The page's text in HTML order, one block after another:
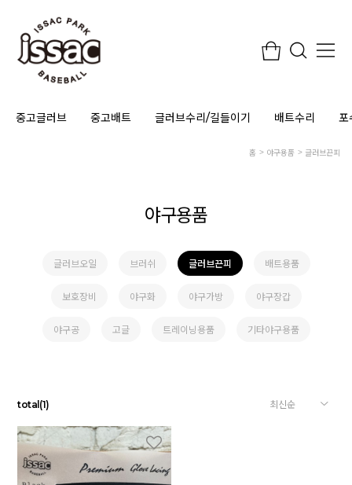
중고글러브 중고배트 글러브수리/길들이기 배트수리 포
홈 야구용품 글러브끈피
야구용품
글러브오일 브러쉬 글러브끈피 배트용품
보호장비 야구화 야구가방 야구장갑
야구공 고글 트레이닝용품 기타야구용품
total (1)